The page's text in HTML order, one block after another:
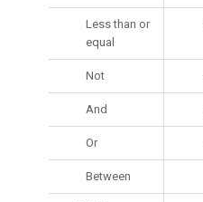
Less than or
equal
Not
And
Or
Between